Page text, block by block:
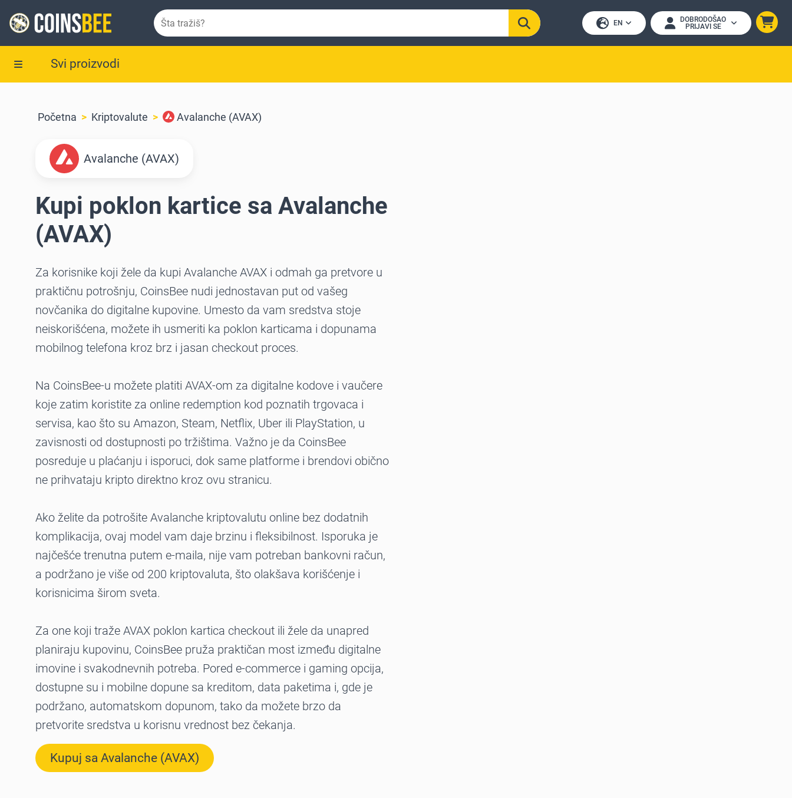
EN
DOBRODOŠAO
PRIJAVI SE
Svi proizvodi
Početna Kriptovalute Avalanche (AVAX)
Avalanche (AVAX)
Kupi poklon kartice sa Avalanche
(AVAX)
Za korisnike koji žele da kupi Avalanche AVAX i odmah ga pretvore u
praktičnu potrošnju, CoinsBee nudi jednostavan put od vašeg
novčanika do digitalne kupovine. Umesto da vam sredstva stoje
neiskorišćena, možete ih usmeriti ka poklon karticama i dopunama
mobilnog telefona kroz brz i jasan checkout proces.
Na CoinsBee-u možete platiti AVAX-om za digitalne kodove i vaučere
koje zatim koristite za online redemption kod poznatih trgovaca i
servisa, kao što su Amazon, Steam, Netflix, Uber ili PlayStation, u
zavisnosti od dostupnosti po tržištima. Važno je da CoinsBee
posreduje u plaćanju i isporuci, dok same platforme i brendovi obično
ne prihvataju kripto direktno kroz ovu stranicu.
Ako želite da potrošite Avalanche kriptovalutu online bez dodatnih
komplikacija, ovaj model vam daje brzinu i fleksibilnost. Isporuka je
najčešće trenutna putem e-maila, nije vam potreban bankovni račun,
a podržano je više od 200 kriptovaluta, što olakšava korišćenje i
korisnicima širom sveta.
Za one koji traže AVAX poklon kartica checkout ili žele da unapred
planiraju kupovinu, CoinsBee pruža praktičan most između digitalne
imovine i svakodnevnih potreba. Pored e-commerce i gaming opcija,
dostupne su i mobilne dopune sa kreditom, data paketima i, gde je
podržano, automatskom dopunom, tako da možete brzo da
pretvorite sredstva u korisnu vrednost bez čekanja.
Kupuj sa Avalanche (AVAX)